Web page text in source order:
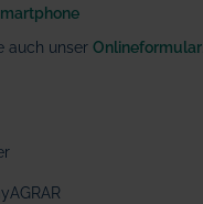
auch unser Onlineformular